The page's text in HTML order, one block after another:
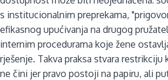
s institucionalnim preprekama,
efikasnog upućivanja na drugog
internim procedurama koje žene
rješenje. Takva praksa stvara restrikciju
ne čini jer pravo postoji na papiru, ali